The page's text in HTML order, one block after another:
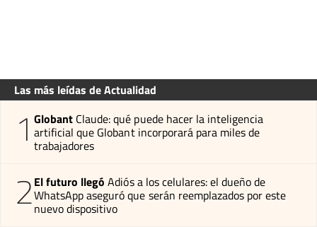
Las más leídas de Actualidad
1 Globant Claude: qué puede hacer la inteligencia
artificial que Globant incorporará para miles de
trabajadores
2El futuro llegó Adiós a los celulares: el dueño de
WhatsApp aseguró que serán reemplazados por este
nuevo dispositivo